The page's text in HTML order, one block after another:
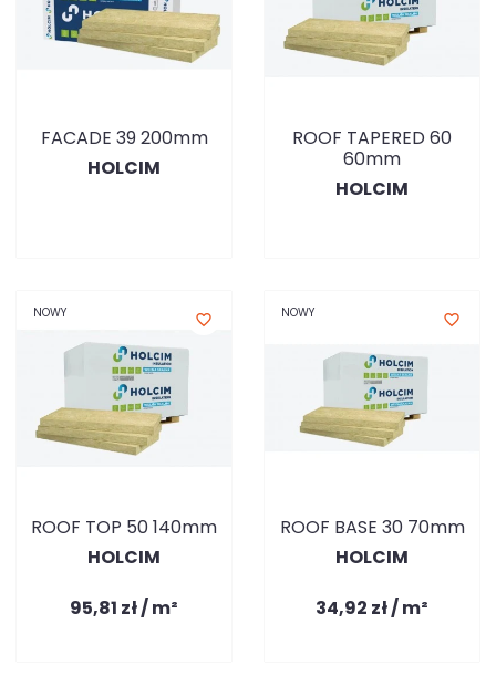
FACADE 39 200mm
HOLCIM
ROOF TAPERED 60
60mm
HOLCIM
NOWY favorite_border
ROOF TOP 50 140mm
HOLCIM
95,81 zł / m²
NOWY favorite_border
ROOF BASE 30 70mm
HOLCIM
34,92 zł / m²